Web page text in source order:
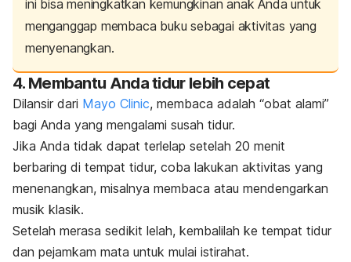
ini bisa meningkatkan kemungkinan anak Anda untuk
menganggap membaca buku sebagai aktivitas yang
menyenangkan.
4. Membantu Anda tidur lebih cepat
Dilansir dari Mayo Clinic, membaca adalah “obat alami”
bagi Anda yang mengalami susah tidur.
Jika Anda tidak dapat terlelap setelah 20 menit
berbaring di tempat tidur, coba lakukan aktivitas yang
menenangkan, misalnya membaca atau mendengarkan
musik klasik.
Setelah merasa sedikit lelah, kembalilah ke tempat tidur
dan pejamkam mata untuk mulai istirahat.